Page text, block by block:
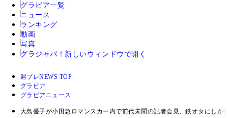
グラビア一覧
ニュース
ランキング
動画
写真
グラジャパ！ 新しいウィンドウで開く
週プレNEWS TOP
グラビア
グラビアニュース
大島優子が小田急ロマンスカー内で前代未聞の記者会見、鉄オタにし